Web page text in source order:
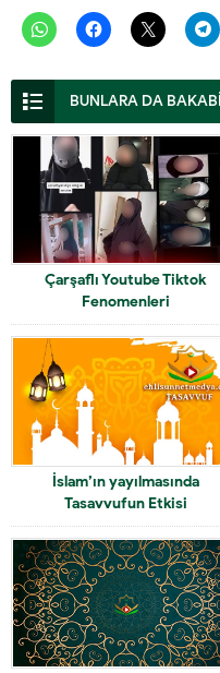
BUNLARA DA
Çarşaflı Youtube Tiktok
Fenomenleri
İslam’ın yayılmasında
Tasavvufun Etkisi